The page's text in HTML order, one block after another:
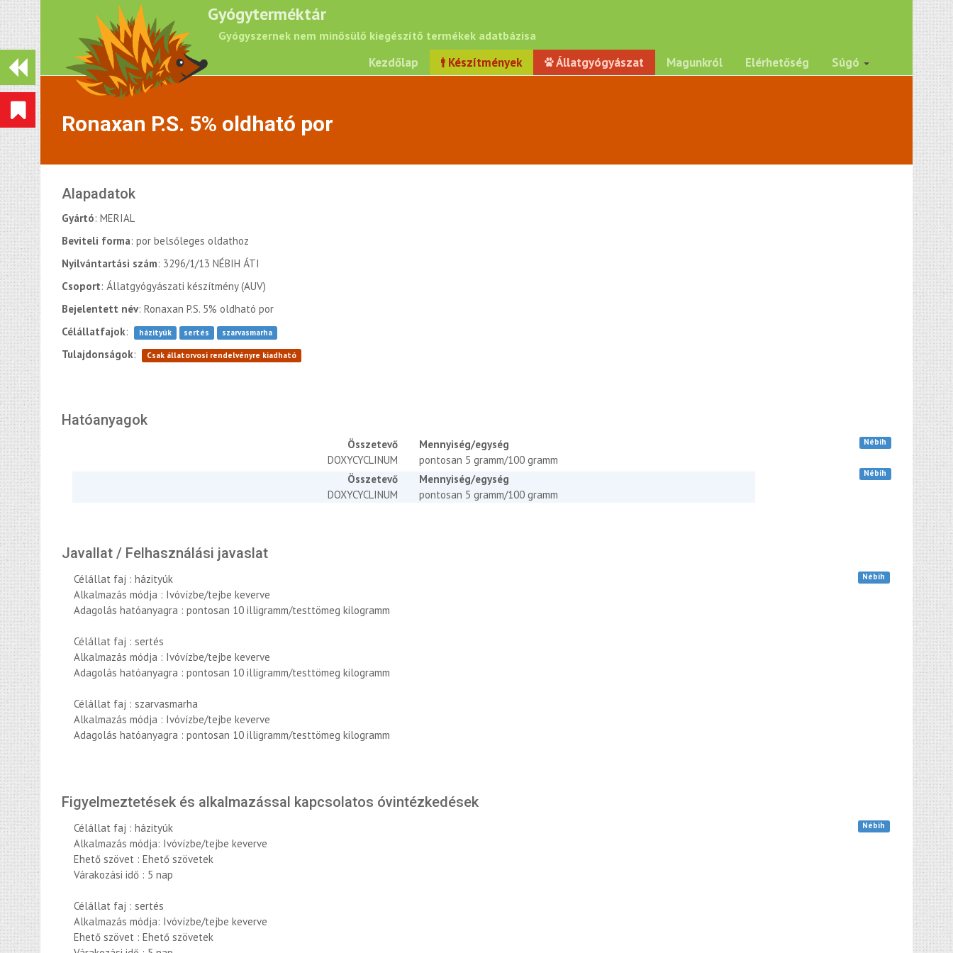
Gyógyterméktár
Gyógyszernek nem minősülő kiegészítő termékek adatbázisa
Kezdőlap Készítmények Állatgyógyászat Magunkról Elérhetőség Súgó
Ronaxan P.S. 5% oldható por
Alapadatok
Gyártó: MERIAL
Beviteli forma: por belsőleges oldathoz
Nyilvántartási szám: 3296/1/13 NÉBIH ÁTI
Csoport: Állatgyógyászati készítmény (AUV)
Bejelentett név: Ronaxan P.S. 5% oldható por
Célállatfajok: házityúk sertés szarvasmarha
Tulajdonságok: Csak állatorvosi rendelvényre kiadható
Hatóanyagok
Összetevő
Mennyiség/egység
DOXYCYCLINUM
pontosan 5 gramm/100 gramm
Nébih
Összetevő
Mennyiség/egység
DOXYCYCLINUM
pontosan 5 gramm/100 gramm
Nébih
Javallat / Felhasználási javaslat
Célállat faj : házityúk
Alkalmazás módja : Ivóvízbe/tejbe keverve
Adagolás hatóanyagra : pontosan 10 illigramm/testtömeg kilogramm
Célállat faj : sertés
Alkalmazás módja : Ivóvízbe/tejbe keverve
Adagolás hatóanyagra : pontosan 10 illigramm/testtömeg kilogramm
Célállat faj : szarvasmarha
Alkalmazás módja : Ivóvízbe/tejbe keverve
Adagolás hatóanyagra : pontosan 10 illigramm/testtömeg kilogramm
Nébih
Figyelmeztetések és alkalmazással kapcsolatos óvintézkedések
Célállat faj : házityúk
Alkalmazás módja: Ivóvízbe/tejbe keverve
Ehető szövet : Ehető szövetek
Várakozási idő : 5 nap
Célállat faj : sertés
Alkalmazás módja: Ivóvízbe/tejbe keverve
Ehető szövet : Ehető szövetek
Nébih